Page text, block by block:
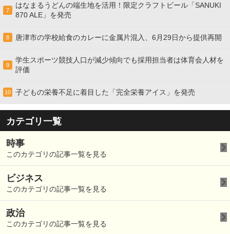
7
はなまるうどんの端生地を活用！限定クラフトビール「SANUKI
870 ALE」を発売
8 唐津市の学校給食のカレーに金属片混入、6月29日から提供再開
9
学生スポーツ競技人口が減少傾向でも採用担当者は体育会人材を
評価
10 子どもの栄養不足に着目した「完全栄養アイス」を発売
カテゴリ一覧
時事
このカテゴリの記事一覧を見る
ビジネス
このカテゴリの記事一覧を見る
政治
このカテゴリの記事一覧を見る